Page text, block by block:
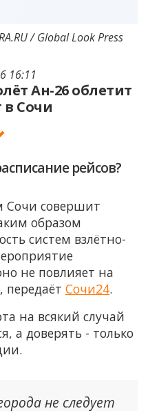
16:11
Ан-26 облетит
в Сочи
рейсов?
/ Global Look Press
Сочи совершит
образом
систем взлётно-
не повлияет на
передаёт Сочи24.
на всякий случай
а доверять - только
не следует